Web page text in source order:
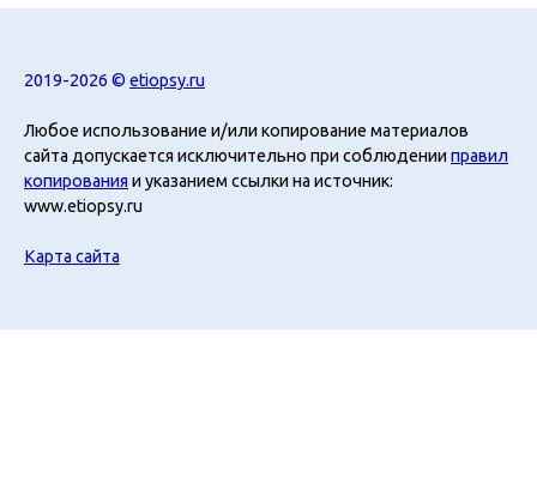
2019-2026 © etiopsy.ru
Любое использование и/или копирование материалов
сайта допускается исключительно при соблюденииправил
копирования и указанием ссылки на источник:
www.etiopsy.ru
Карта сайта